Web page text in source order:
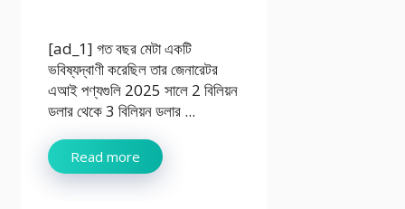
[ad_1] গত বছর মেটা একটি
ভবিষ্যদ্বাণী করেছিল তার জেনারেটর
এআই পণ্যগুলি 2025 সালে 2 বিলিয়ন
ডলার থেকে 3 বিলিয়ন ডলার ...
Read more